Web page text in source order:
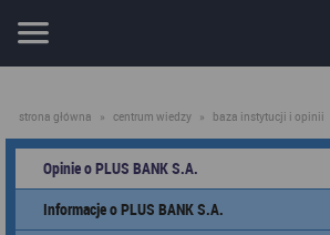
strona główna » centrum wiedzy » baza instytucji i opinii
Opinie o PLUS BANK S.A.
Informacje o PLUS BANK S.A.